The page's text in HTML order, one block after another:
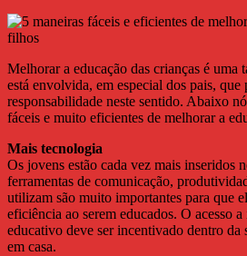
Melhorar a educação das crianças é uma
está envolvida, em especial dos pais, que
responsabilidade neste sentido. Abaixo
fáceis e muito eficientes de melhorar a
Mais tecnologia
Os jovens estão cada vez mais inseridos
ferramentas de comunicação,
utilizam são muito importantes para que
eficiência ao serem educados. O acesso
educativo deve ser incentivado dentro da
em casa.